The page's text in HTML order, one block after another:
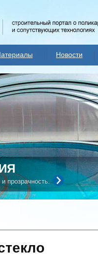
Новости
и прозрачность.